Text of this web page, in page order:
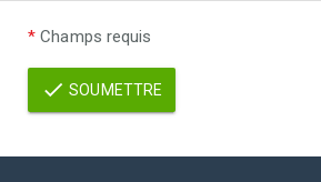
* Champs requis
SOUMETTRE